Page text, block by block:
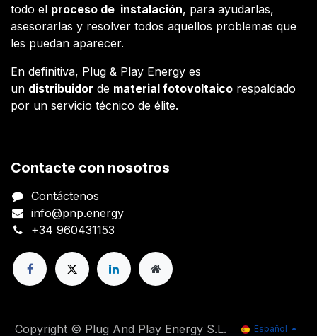
todo el proceso de instalación, para ayudarlas,
asesorarlas y resolver todos aquellos problemas que
les puedan aparecer.
En definitiva, Plug & Play Energy es
un distribuidor de material fotovoltaico respaldado
por un servicio técnico de élite.
Contacte con nosotros
Contáctenos
info@pnp.energy
+34 960431153
Copyright © Plug And Play Energy S.L. Español